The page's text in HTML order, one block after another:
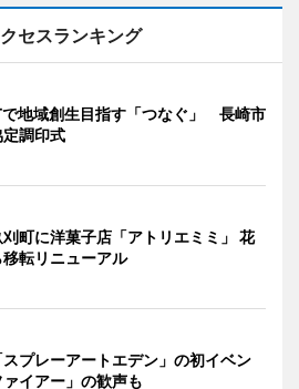
セスランキング
地域創生目指す「つなぐ」 長崎市
定調印式
町に洋菓子店「アトリエミミ」 花
移転リニューアル
プレーアートエデン」の初イベン
イアー」の歓声も